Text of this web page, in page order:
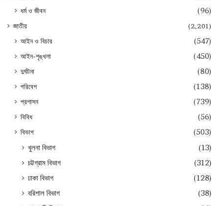
ধর্ম ও জীবন (96)
জাতীয় (2,201)
আইন ও বিচার
(547)
আইন-শৃঙ্খলা
(450)
দুর্ঘটনা
(80)
পরিবেশ
(138)
প্রশাসন
(739)
বিবিধ
(56)
বিভাগ
(503)
খুলনা বিভাগ
(13)
চট্টগ্রাম বিভাগ
(312)
ঢাকা বিভাগ
(128)
বরিশাল বিভাগ
(38)